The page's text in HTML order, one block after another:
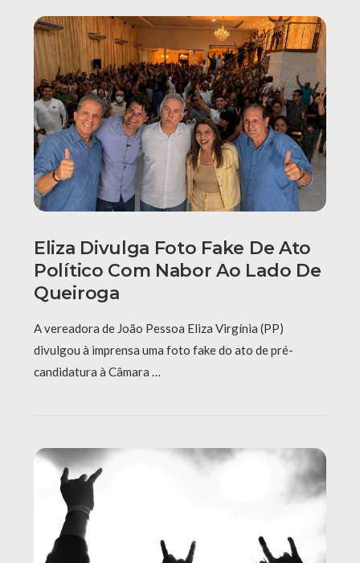
Eliza Divulga Foto Fake De Ato
Político Com Nabor Ao Lado De
Queiroga
A vereadora de João Pessoa Eliza Virgínia (PP)
divulgou à imprensa uma foto fake do ato de pré-
candidatura à Câmara …